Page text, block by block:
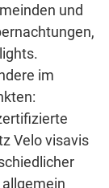
und
im
Velo visavis